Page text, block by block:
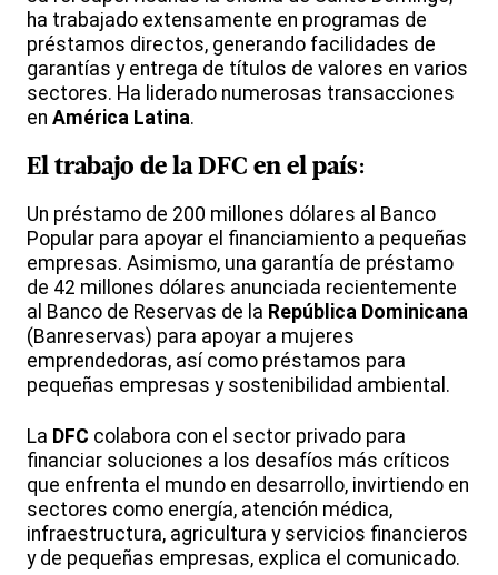
ha trabajado extensamente en programas de
préstamos directos, generando facilidades de
garantías y entrega de títulos de valores en varios
sectores. Ha liderado numerosas transacciones
en América Latina.
El trabajo de laDFC en el país:
Un préstamo de 200 millones dólares al Banco
Popular para apoyar el financiamiento a pequeñas
empresas. Asimismo, una garantía de préstamo
de 42 millones dólares anunciada recientemente
al Banco de Reservas de la República Dominicana
(Banreservas) para apoyar a mujeres
emprendedoras, así como préstamos para
pequeñas empresas y sostenibilidad ambiental.
La DFC colabora con el sector privado para
financiar soluciones a los desafíos más críticos
que enfrenta el mundo en desarrollo, invirtiendo en
sectores como energía, atención médica,
infraestructura, agricultura y servicios financieros
y de pequeñas empresas, explica el comunicado.